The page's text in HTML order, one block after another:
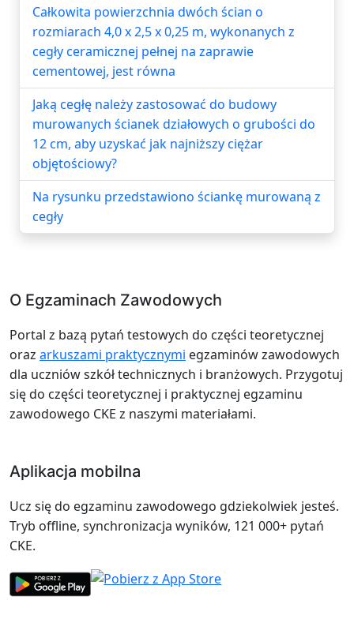
Całkowita powierzchnia dwóch ścian o
rozmiarach 4,0 x 2,5 x 0,25 m, wykonanych z
cegły ceramicznej pełnej na zaprawie
cementowej, jest równa
Jaką cegłę należy zastosować do budowy
murowanych ścianek działowych o grubości do
12 cm, aby uzyskać jak najniższy ciężar
objętościowy?
Na rysunku przedstawiono ściankę murowaną z
cegły
O Egzaminach Zawodowych
Portal z bazą pytań testowych do części teoretycznej
oraz arkuszami praktycznymi egzaminów zawodowych
dla uczniów szkół technicznych i branżowych. Przygotuj
się do części teoretycznej i praktycznej egzaminu
zawodowego CKE z naszymi materiałami.
Aplikacja mobilna
Ucz się do egzaminu zawodowego gdziekolwiek jesteś.
Tryb offline, synchronizacja wyników, 121 000+ pytań
CKE.